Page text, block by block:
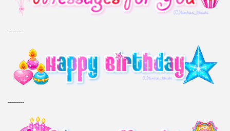
--------
--------